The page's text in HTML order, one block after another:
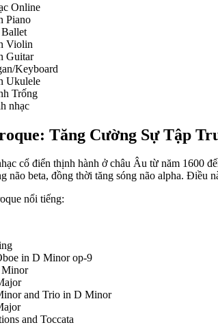
Online
Piano
Violin
Guitar
Keyboard
Ukulele
Trống
nhạc
Tăng Cường Sự Tập
cổ điển thịnh hành ở châu Âu từ năm 1600
não beta, đồng thời tăng sóng não alpha.
nổi tiếng:
in D Minor op-9
Minor
and Trio in D Minor
and Toccata